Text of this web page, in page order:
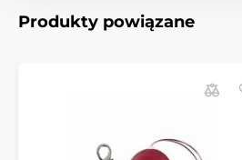
Produkty powiązane